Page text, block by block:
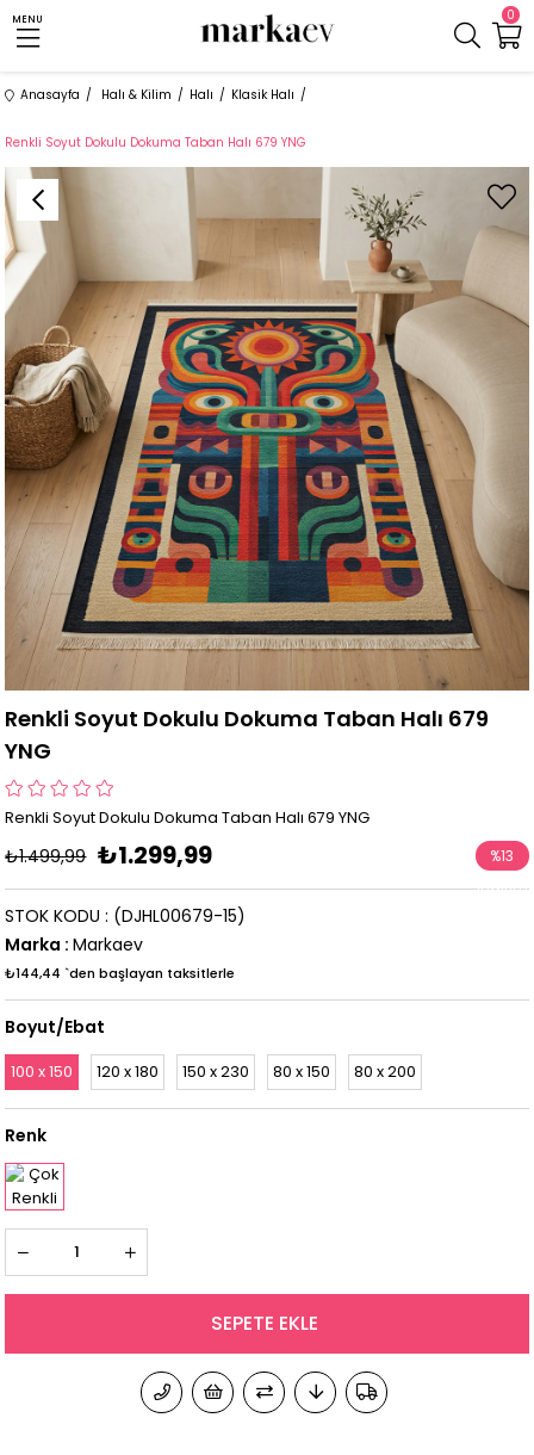
0
MENU
Anasayfa Halı & Kilim Halı Klasik Halı
Renkli Soyut Dokulu Dokuma Taban Halı 679 YNG
Renkli Soyut Dokulu Dokuma Taban Halı 679
YNG
Renkli Soyut Dokulu Dokuma Taban Halı 679 YNG
₺1.499,99 ₺1.299,99 %13
İndirim
(DJHL00679-15)
STOK KODU
Marka : Markaev
₺144,44 `den başlayan taksitlerle
Boyut/Ebat
100 x 150 120 x 180 150 x 230 80 x 150 80 x 200
Renk